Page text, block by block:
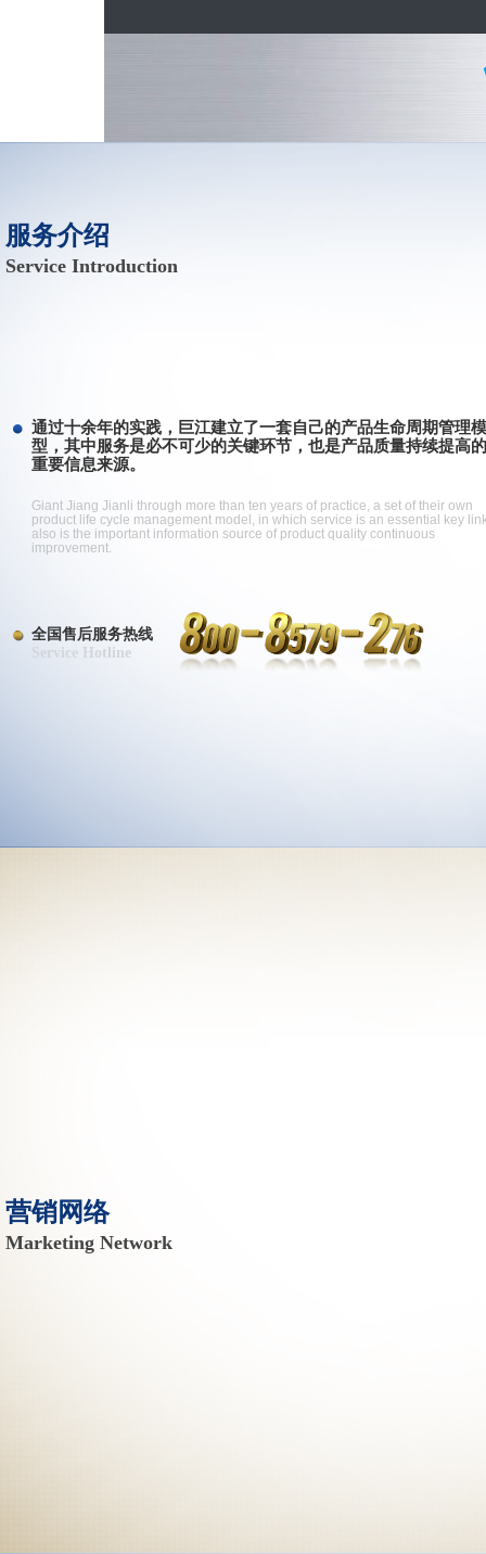
服务介绍
Service Introduction
通过十余年的实践，巨江建立了一套自己的产品生命周期管理模
型，其中服务是必不可少的关键环节，也是产品质量持续提高的
重要信息来源。
Giant Jiang Jianli through more than ten years of practice, a set of their own
product life cycle management model, in which service is an essential key
also is the important information source of product quality continuous
improvement.
全国售后服务热线
Service Hotline
营销网络
Marketing Network